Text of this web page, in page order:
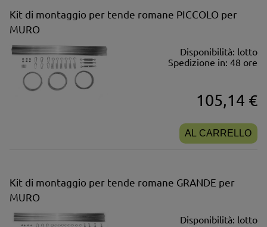
Kit di montaggio per tende romane PICCOLO per
MURO
Disponibilità: lotto
Spedizione in: 48 ore
105,14 €
AL CARRELLO
Kit di montaggio per tende romane GRANDE per
MURO
Disponibilità: lotto